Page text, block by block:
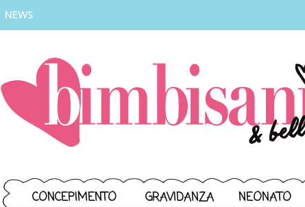
NEWS
CONCEPIMENTO GRAVIDANZA NEONATO